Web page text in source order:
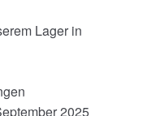
Lager in
2025